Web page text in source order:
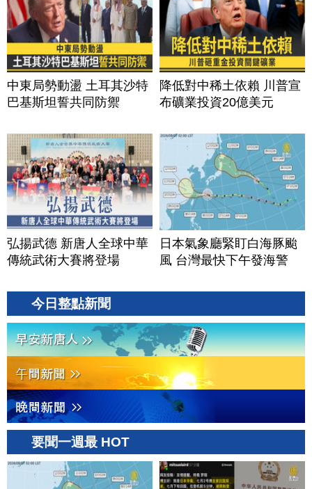
中東局勢動盪 土耳其沙特
巴基斯坦誓共同防禦
降低對中稀土依賴 川普宣
布礦業投資20億美元
弘揚武德 新唐人全球中華
傳統武術大賽將登場
日本氣象廳緊盯白海豚颱
風 台灣最快下午發海警
今日整點新聞
要聞一週最 HOT